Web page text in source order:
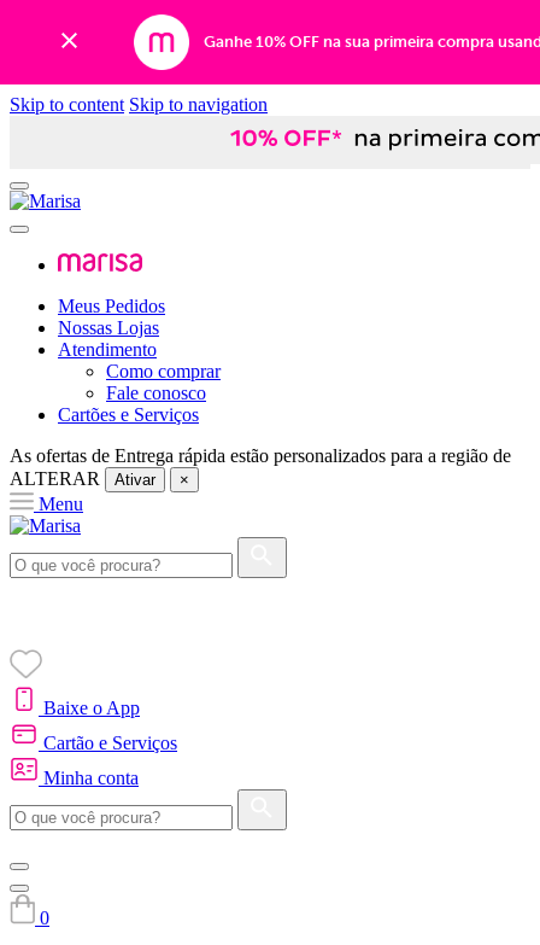
Ganhe 10% OFF na sua primeira compra
Skip to content Skip to navigation
Meus Pedidos
Nossas Lojas
Atendimento
Como comprar
Fale conosco
Cartões e Serviços
As ofertas de Entrega rápida estão personalizados para a região de
ALTERAR
Ativar ×
Menu
Baixe o App
Cartão e Serviços
Minha conta
0